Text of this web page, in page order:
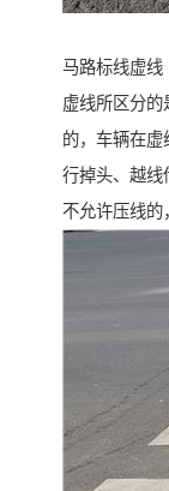
马路标线虚线
虚线所区分
的，车辆在
行掉头、越线
不允许压线的